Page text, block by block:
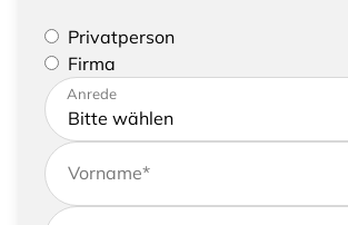
Bitte geben Sie an, ob Sie eine
oder eine Firma vertreten
Privatperson
Firma
Bitte tragen Sie Ihre Adresse sowie
Kontaktdaten ein
Anrede
Vorname*